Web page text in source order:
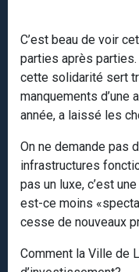
C’est beau de voir
parties après
cette solidarité sert
manquements d’une
année, a laissé les
On ne demande pas
infrastructures
pas un luxe, c’est
est-ce moins
cesse de nouveaux
Comment la Ville de